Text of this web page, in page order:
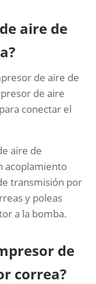
aire de
de aire de
de aire
conectar el
aire de
acoplamiento
transmisión por
y poleas
a la bomba.
de
correa?